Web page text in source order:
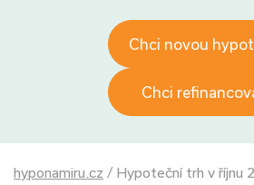
Chci novou
Chci
hyponamiru.cz / Hypoteční trh v říjnu